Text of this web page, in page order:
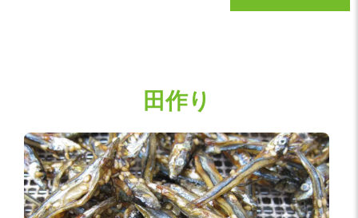
田作り